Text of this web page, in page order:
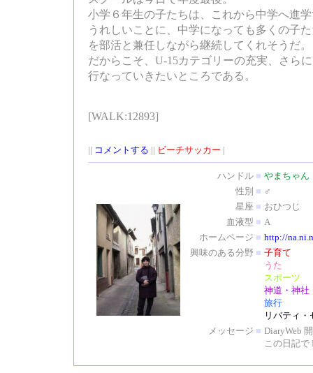
小学６年生の子たちは、これから中学へ進
うれしいことに、中学になっても多くの子
を部活と兼任しながら継続してくれそうだ。
だからこそ、U-15カテゴリーの充実、さら
行なっていきたいところである。
[WALK:12893]
|| コメントする || ビーチサッカー |
ハンドル ■ やまちゃん
性別 ■ ♂
星座 ■ おひつじ
血液型 ■ A
ホームページ ■ http://
興味のある分野 ■ 子育て
うた
スポーツ
神道・神社
旅行
リバティ
メッセージ ■ DiaryWeb
この日記